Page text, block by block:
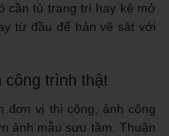
cần tủ trang trí hay kệ mở
từ đầu để bản vẽ sát với
trình thật
đơn vị thi công, ảnh công
ảnh mẫu sưu tầm. Thuận